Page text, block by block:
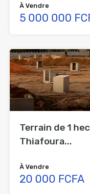
À Vendre
5 000 000
Terrain de 1
Thiafoura...
À Vendre
20 000 FCFA